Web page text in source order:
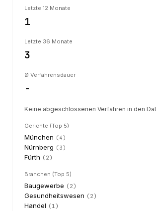
Letzte 12 Monate
1
Letzte 36 Monate
3
Ø Verfahrensdauer
-
Keine abgeschlossenen Verfahren in den
Gerichte (Top 5)
München (4)
Nürnberg (3)
Fürth (2)
Branchen (Top 5)
Baugewerbe (2)
Gesundheitswesen (2)
Handel (1)